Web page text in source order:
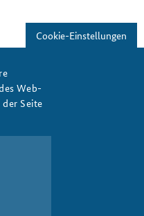
Cookie-Einstellungen
Web-
Seite